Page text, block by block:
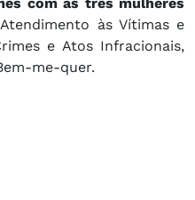
às Vítimas e
e Atos Infracionais,
me-quer.